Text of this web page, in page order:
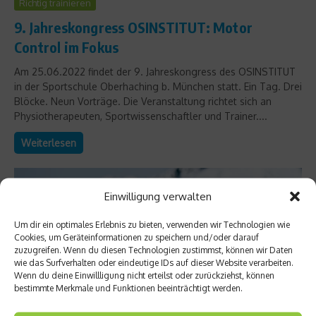
Einwilligung verwalten
Um dir ein optimales Erlebnis zu bieten, verwenden wir Technologien wie
Cookies, um Geräteinformationen zu speichern und/oder darauf
zuzugreifen. Wenn du diesen Technologien zustimmst, können wir Daten
wie das Surfverhalten oder eindeutige IDs auf dieser Website verarbeiten.
Wenn du deine Einwillligung nicht erteilst oder zurückziehst, können
bestimmte Merkmale und Funktionen beeinträchtigt werden.
Richtig trainieren
9. Jahreskongress OSINSTITUT: Motor
Control im Fokus
Am 25.06.2022 findet der 9. Jahreskongress des OSINSTITUT
in der Sportschule Oberhaching b. München statt. Ein Tag. Drei
Blöcke. Neun Vorträge. Die Veranstaltung richtet sich an
Physiotherapeuten, Sportwissenschaftler und Trainer....
Weiterlesen